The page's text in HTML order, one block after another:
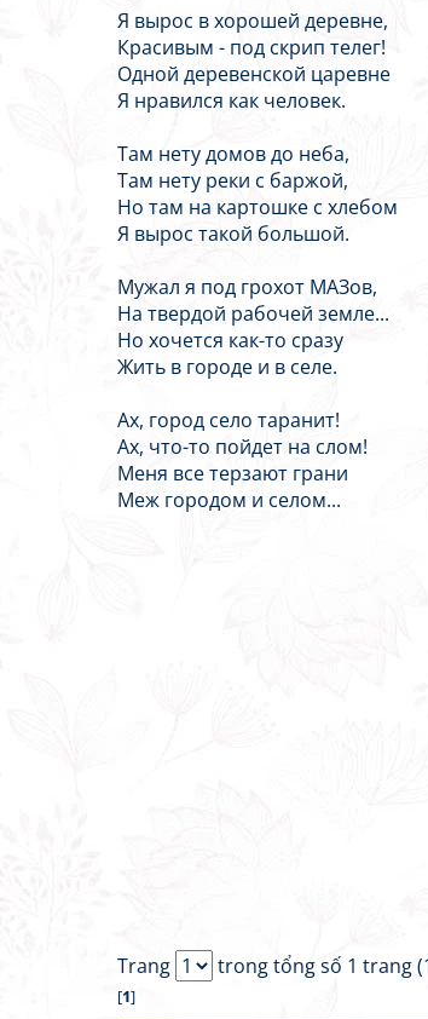
Я вырос в хорошей деревне,
Красивым - под скрип телег!
Одной деревенской царевне
Я нравился как человек.
Там нету домов до неба,
Там нету реки с баржой,
Но там на картошке с хлебом
Я вырос такой большой.
Мужал я под грохот МАЗов,
На твердой рабочей земле...
Но хочется как-то сразу
Жить в городе и в селе.
Ах, город село таранит!
Ах, что-то пойдет на слом!
Меня все терзают грани
Меж городом и селом...
Trang trong tổng số 1 trang
[1]